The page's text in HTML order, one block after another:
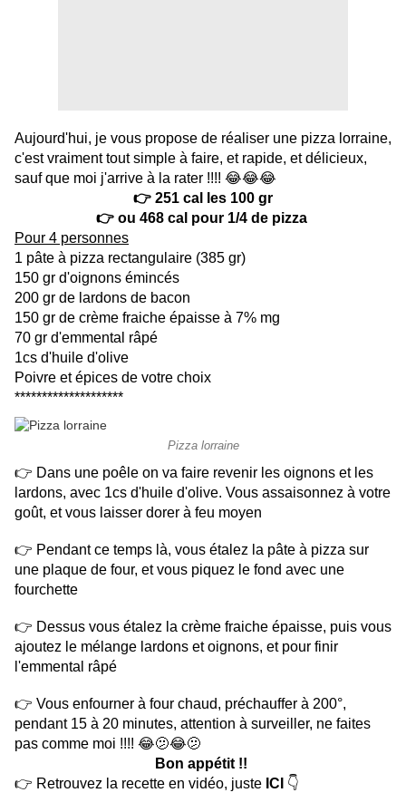
Aujourd'hui, je vous propose de réaliser une pizza lorraine,
c'est vraiment tout simple à faire, et rapide, et délicieux,
sauf que moi j'arrive à la rater !!!! 😂😂😂
👉 251 cal les 100 gr
👉 ou 468 cal pour 1/4 de pizza
Pour 4 personnes
1 pâte à pizza rectangulaire (385 gr)
150 gr d'oignons émincés
200 gr de lardons de bacon
150 gr de crème fraiche épaisse à 7% mg
70 gr d'emmental râpé
1cs d'huile d'olive
Poivre et épices de votre choix
********************
Pizza lorraine
👉 Dans une poêle on va faire revenir les oignons et les
lardons, avec 1cs d'huile d'olive. Vous assaisonnez à votre
goût, et vous laisser dorer à feu moyen
👉 Pendant ce temps là, vous étalez la pâte à pizza sur
une plaque de four, et vous piquez le fond avec une
fourchette
👉 Dessus vous étalez la crème fraiche épaisse, puis vous
ajoutez le mélange lardons et oignons, et pour finir
l'emmental râpé
👉 Vous enfourner à four chaud, préchauffer à 200°,
pendant 15 à 20 minutes, attention à surveiller, ne faites
pas comme moi !!!! 😂🫤😂🫤
Bon appétit !!
👉 Retrouvez la recette en vidéo, juste ICI 👇